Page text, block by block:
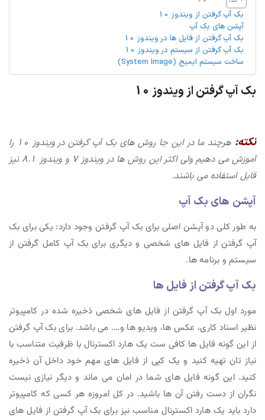
بک آپ گرفتن از ویندوز 10
آپشن های بک آپ
بک آپ گرفتن از فایل ها در ویندوز 10
بک آپ گرفتن از سیستم در ویندوز 10
ساخت سیستم ایمیج (System Image)
بک آپ گرفتن از ویندوز 10
نکته:
هرچند ما در این جا روش های بک آپ گرفتن در ویندوز 10 را
آموزش می دهیم ولی اکثر این روش ها در ویندوز 7 و ویندوز 8.1 نیز
قابل استفاده می باشند.
آپشن های بک آپ
به طور کلی دو آپشن اصلی برای بک آپ گرفتن وجود دارد: یکی برای بک
آپ گرفتن از فایل های شخصی و دیگری برای بک آپ کامل گرفتن از
سیستم و برنامه ها.
بک آپ گرفتن از فایل ها
مورد اول بک آپ گرفتن از فایل های شخصی ذخیره شده در کامپیوتر
نظیر اسناد کاری، عکس ها، ویدیو ها و…. می باشد. برای بک آپ گرفتن
از این گونه فایل ها کافی ست یک هارد اکسترنال با ظرفیت متناسب با
نیاز تان تهیه کنید و یک کپی از فایل های مهم خود داخل آن ذخیره
کنید. این گونه فایل های شما در امان می ماند و دیگر نیازی نیست
نگران از دست رفتن آن ها باشید. در کل امروزه هر کسی که کامپیوتر
دارد باید یک هارد اکسترنال مناسب نیز برای بک آپ گرفتن از فایل های